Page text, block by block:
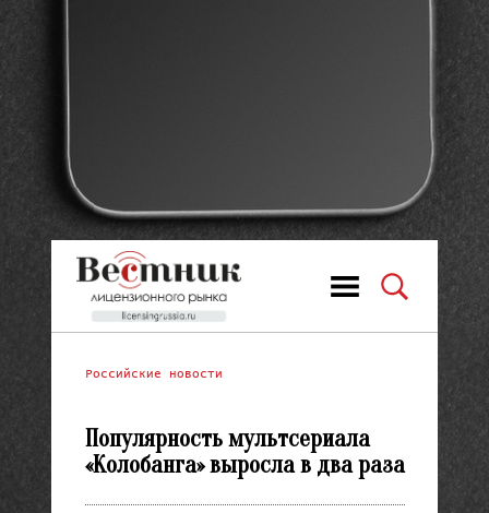
Российские новости
Популярность мультсериала
«Колобанга» выросла в два раза